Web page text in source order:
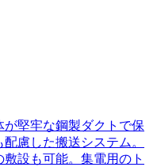
が堅牢な鋼製ダクトで保
慮した搬送システム。
設も可能。集電用のト